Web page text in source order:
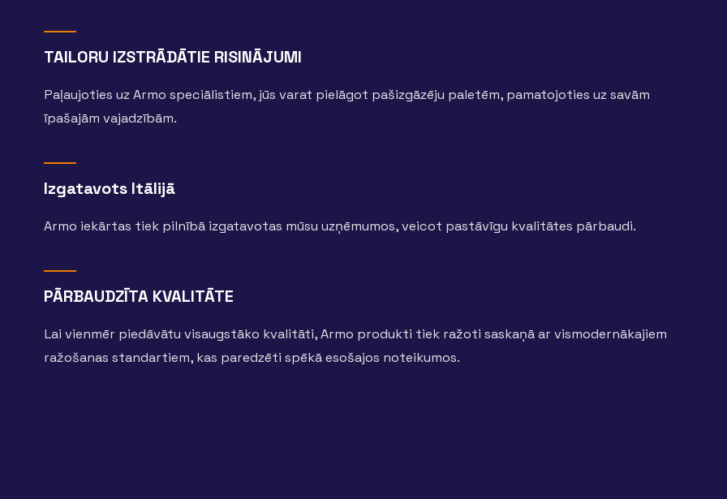
TAILORU IZSTRĀDĀTIE RISINĀJUMI
Paļaujoties uz Armo speciālistiem, jūs varat pielāgot pašizgāzēju paletēm, pamatojoties uz savām
īpašajām vajadzībām.
Izgatavots Itālijā
Armo iekārtas tiek pilnībā izgatavotas mūsu uzņēmumos, veicot pastāvīgu kvalitātes pārbaudi.
PĀRBAUDZĪTA KVALITĀTE
Lai vienmēr piedāvātu visaugstāko kvalitāti, Armo produkti tiek ražoti saskaņā ar vismodernākajiem
ražošanas standartiem, kas paredzēti spēkā esošajos noteikumos.